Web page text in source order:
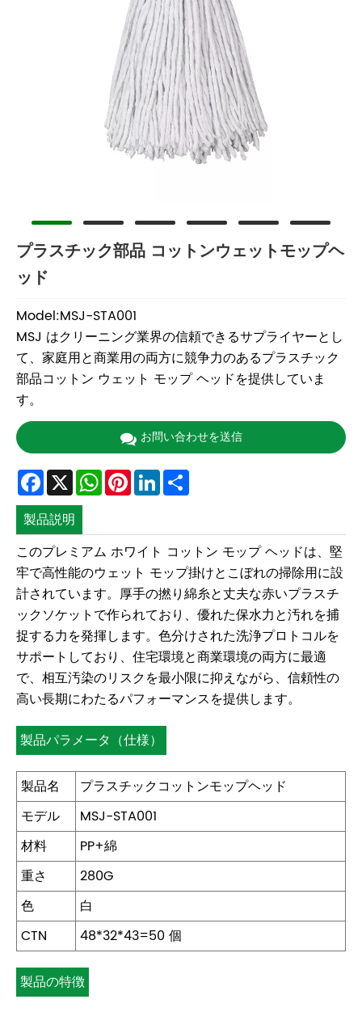
プラスチック部品 コットンウェットモップヘ
ッド
Model:MSJ-STA001
MSJ はクリーニング業界の信頼できるサプライヤーとし
て、家庭用と商業用の両方に競争力のあるプラスチック
部品コットン ウェット モップ ヘッドを提供していま
す。
お問い合わせを送信
Facebook
X WhatsApp
Pinterest
LinkedIn
製品説明
このプレミアム ホワイト コットン モップ ヘッドは、堅
牢で高性能のウェット モップ掛けとこぼれの掃除用に設
計されています。厚手の撚り綿糸と丈夫な赤いプラスチ
ックソケットで作られており、優れた保水力と汚れを捕
捉する力を発揮します。色分けされた洗浄プロトコルを
サポートしており、住宅環境と商業環境の両方に最適
で、相互汚染のリスクを最小限に抑えながら、信頼性の
高い長期にわたるパフォーマンスを提供します。
製品パラメータ（仕様）
製品名
プラスチックコットンモップヘッド
モデル
MSJ-STA001
材料
PP+綿
重さ
280G
色
白
CTN
48*32*43=50 個
製品の特徴